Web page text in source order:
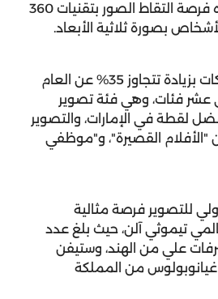
حيث يخصص جزء من ريعه للمؤسسات الإنسانية والخيريّة، كما يتيح لزواره فرصة التقاط الصور بتقنيات 360
بصورة ثلاثية الأبعاد.
واستقطبت مسابقة التصوير العالمية التابعة للمهرجان هذا العام مشاركات بزيادة تتجاوز 35% عن العام
مشاركة من 112 دولة توزعت على عشر فئات، وهي فئة تصوير
لقطة في الإمارات، والتصوير
"الأفلام القصيرة"، و"موظفي
للتصوير فرصة مثالية
تيموثي آلن، حيث بلغ عدد
كلٌ من: شرفات علي من الهند، وستيفن
غيانوبولوس من المملكة